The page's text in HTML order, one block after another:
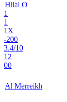
Hilal O
1
1
1X
-200
3.4/10
12
00
Al Merreikh